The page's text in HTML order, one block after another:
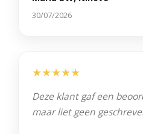
30/07/2026
★★★★★
Deze klant gaf een
maar liet geen